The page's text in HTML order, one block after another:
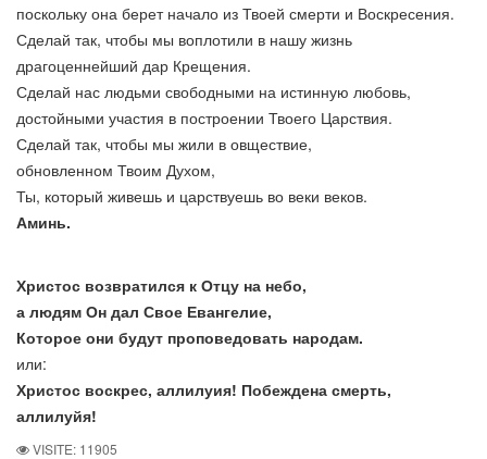
поскольку она берет начало из Твоей смерти и Воскресения.
Сделай так, чтобы мы воплотили в нашу жизнь
драгоценнейший дар Крещения.
Сделай нас людьми свободными на истинную любовь,
достойными участия в построении Твоего Царствия.
Сделай так, чтобы мы жили в овществие,
обновленном Твоим Духом,
Ты, который живешь и царствуешь во веки веков.
Аминь.
Христос возвратился к Отцу на небо,
а людям Он дал Свое Евангелие,
Которое они будут проповедовать народам.
или:
Христос воскрес, аллилуия! Побеждена смерть,
аллилуйя!
VISITE: 11905